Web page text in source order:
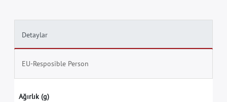
Detaylar
EU-Resposible Person
Ağırlık (g)